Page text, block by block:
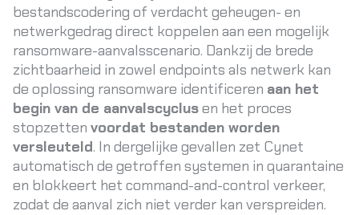
bestandscodering of verdacht geheugen- en
netwerkgedrag direct koppelen aan een mogelijk
ransomware-aanvalsscenario. Dankzij de brede
zichtbaarheid in zowel endpoints als netwerk kan
de oplossing ransomware identificeren aan het
begin van de aanvalscyclusen het proces
stopzetten voordat bestanden worden
versleuteld. In dergelijke gevallen zet Cynet
automatisch de getroffen systemen in quarantaine
en blokkeert het command-and-control verkeer,
zodat de aanval zich niet verder kan verspreiden.